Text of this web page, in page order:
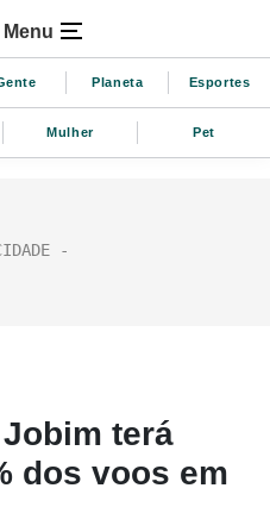
Menu
Planeta Esportes
Mulher Pet
terá
dos voos em